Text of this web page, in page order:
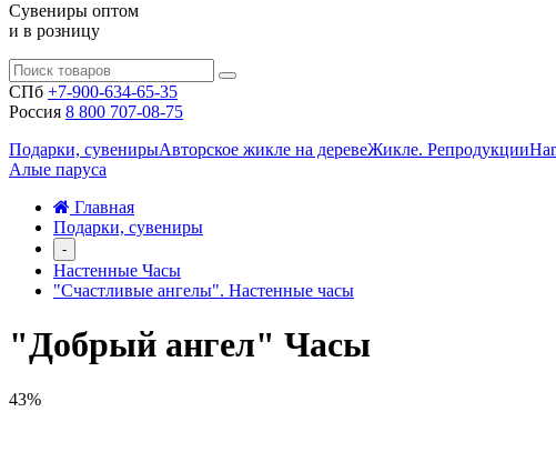
Сувениры оптом
и в розницу
СПб +7-900-634-65-35
Россия 8 800 707-08-75
Подарки, сувенирыАвторское жикле на деревеЖикле. Репродукции
Алые паруса
Главная
Подарки, сувениры
-
Настенные Часы
"Счастливые ангелы". Настенные часы
"Добрый ангел" Часы
43%